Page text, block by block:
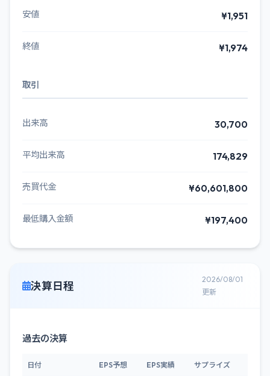
安値 ¥1,951
終値 ¥1,974
取引
出来高 30,700
平均出来高 174,829
売買代金 ¥60,601,800
最低購入金額 ¥197,400
決算日程
2026/08/01
更新
過去の決算
日付 EPS予想 EPS実績 サプライズ